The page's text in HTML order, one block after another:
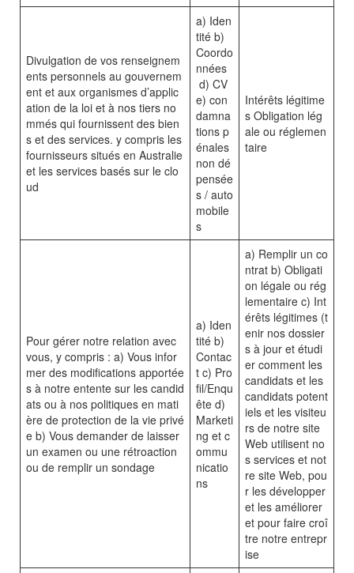
Divulgation de vos renseignem
ents personnels au gouvernem
ent et aux organismes d’applic
ation de la loi et à nos tiers no
mmés qui fournissent des bien
s et des services. y compris les
fournisseurs situés en Australie
et les services basés sur le clo
ud
a) Iden
tité b)
Coordo
nnées
d) CV
e) con
damna
tions p
énales
non dé
pensée
s / auto
mobile
s
Intérêts légitime
s Obligation lég
ale ou réglemen
taire
Pour gérer notre relation avec
vous, y compris : a) Vous infor
mer des modifications apportée
s à notre entente sur les candid
ats ou à nos politiques en mati
ère de protection de la vie privé
e b) Vous demander de laisser
un examen ou une rétroaction
ou de remplir un sondage
a) Iden
tité b)
Contac
t c) Pro
fil/Enqu
ête d)
Marketi
ng et c
ommu
nicatio
ns
a) Remplir un co
ntrat b) Obligati
on légale ou rég
lementaire c) Int
érêts légitimes (t
enir nos dossier
s à jour et étudi
er comment les
candidats et les
candidats potent
iels et les visiteu
rs de notre site
Web utilisent no
s services et not
re site Web, pou
r les développer
et les améliorer
et pour faire croî
tre notre entrepr
ise